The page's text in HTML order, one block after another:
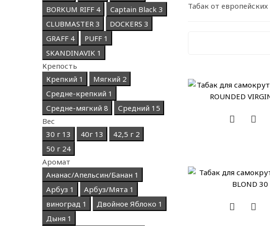
BORKUM RIFF 4 Captain Black 3
CLUBMASTER 3 DOCKERS 3
GRAFF 4 PUFF 1
SKANDINAVIK 1
Крепость
Крепкий 1 Мягкий 2
Средне-крепкий 1
Средне-мягкий 8 Средний 15
Вес
30 г 13 40г 13 42,5 г 2
50 г 24
Аромат
Ананас/Апельсин/Банан 1
Арбуз 1 Арбуз/Мята 1
виноград 1 Двойное Яблоко 1
Дыня 1
Табак от